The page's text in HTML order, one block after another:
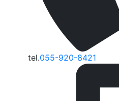
tel.055-920-8421